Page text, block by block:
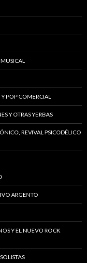
POP COMERCIAL
Y OTRAS YERBAS
REVIVAL PSICODÉLICO
ARGENTO
Y EL NUEVO ROCK